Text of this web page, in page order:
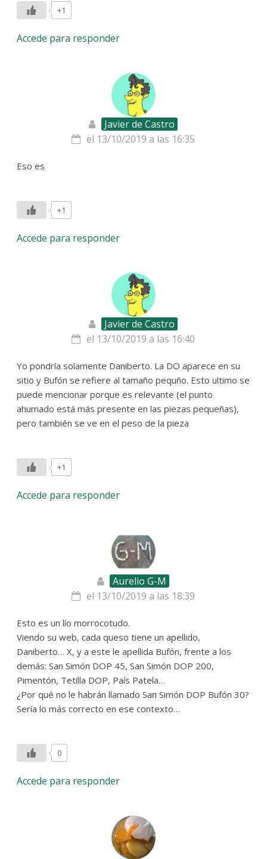
+1
Accede para responder
Javier de Castro
el 13/10/2019 a las 16:35
Eso es
+1
Accede para responder
Javier de Castro
el 13/10/2019 a las 16:40
Yo pondría solamente Daniberto. La DO aparece en su
sitio y Bufón se refiere al tamaño pequño. Esto ultimo se
puede mencionar porque es relevante (el punto
ahumado está más presente en las piezas pequeñas),
pero también se ve en el peso de la pieza
+1
Accede para responder
Aurelio G-M
el 13/10/2019 a las 18:39
Esto es un lío morrocotudo.
Viendo su web, cada queso tiene un apellido,
Daniberto… X, y a este le apellida Bufón, frente a los
demás: San Simón DOP 45, San Simón DOP 200,
Pimentón, Tetilla DOP, País Patela…
¿Por qué no le habrán llamado San Simón DOP Bufón 30?
Sería lo más correcto en ese contexto…
0
Accede para responder